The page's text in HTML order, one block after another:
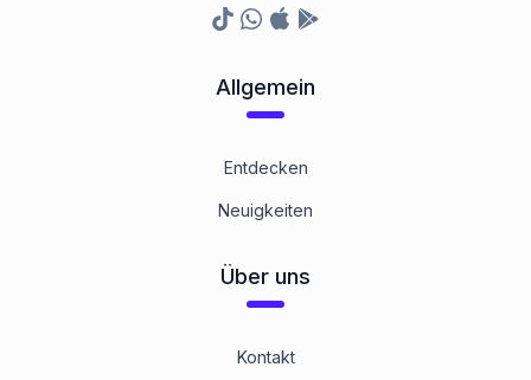
TikTokWhatsapp
Appstore
Google Play Store
Allgemein
Entdecken
Neuigkeiten
Über uns
Kontakt